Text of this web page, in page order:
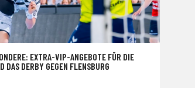
EXTRA-VIP-ANGEBOTE FÜR DIE
DAS DERBY GEGEN FLENSBURG